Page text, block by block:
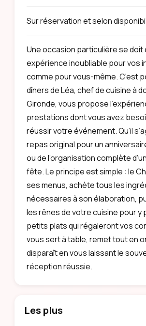
Sur réservation et selon
Une occasion particulière se doit
expérience inoubliable pour vos
comme pour vous-même. C'est
dîners de Léa, chef de cuisine à
Gironde, vous propose
prestations dont vous avez
réussir votre événement. Qu’il
repas original pour un
ou de l’organisation complète
fête. Le principe est simple : le
ses menus, achète tous les
nécessaires à son élaboration,
les rênes de votre cuisine pour y
petits plats qui régaleront vos
vous sert à table, remet tout en
disparaît en vous laissant le
réception réussie.
Les plus